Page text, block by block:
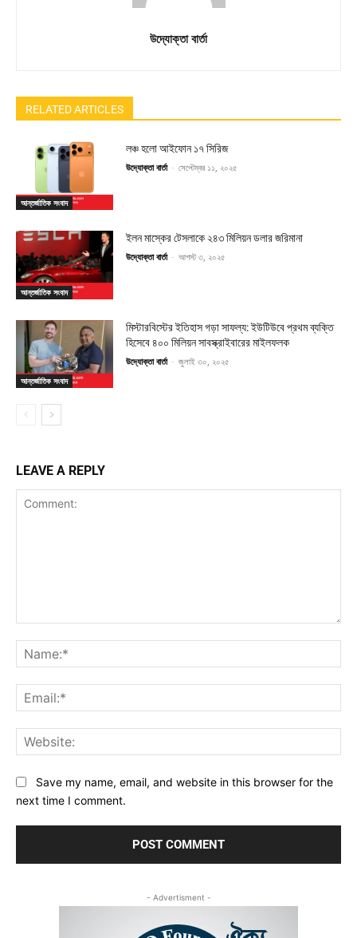
উদ্যোক্তা বার্তা
RELATED ARTICLES
আন্তর্জাতিক সংবাদ
লঞ্চ হলো আইফোন ১৭ সিরিজ
উদ্যোক্তা বার্তা - সেপ্টেম্বর ১১, ২০২৫
আন্তর্জাতিক সংবাদ
ইলন মাস্কের টেসলাকে ২৪৩ মিলিয়ন ডলার জরিমানা
উদ্যোক্তা বার্তা - আগস্ট ৩, ২০২৫
আন্তর্জাতিক সংবাদ
মিস্টারবিস্টের ইতিহাস গড়া সাফল্য: ইউটিউবে প্রথম ব্যক্তি
হিসেবে ৪০০ মিলিয়ন সাবস্ক্রাইবারের মাইলফলক
উদ্যোক্তা বার্তা - জুলাই ৩০, ২০২৫
LEAVE A REPLY
Save my name, email, and website in this browser for the
next time I comment.
- Advertisment -